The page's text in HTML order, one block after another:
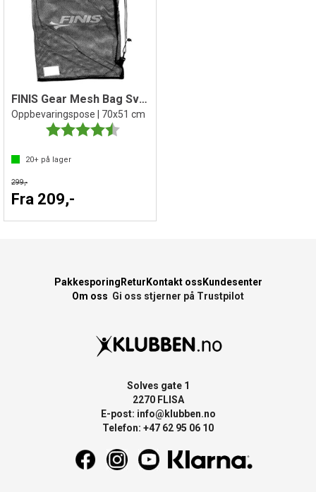
FINIS Gear Mesh Bag Svømmebag
Oppbevaringspose | 70x51 cm
Karakter:
4.8 av 5 mulige
20+ på lager
299,-
Fra 209,-
Pakkesporing Retur Kontakt oss Kundesenter
Om oss Gi oss stjerner på Trustpilot
Solves gate 1
2270 FLISA
E-post: info@klubben.no
Telefon: +47 62 95 06 10